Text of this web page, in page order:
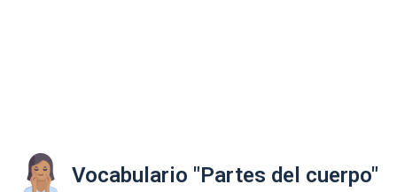
Vocabulario "Partes del cuerpo"